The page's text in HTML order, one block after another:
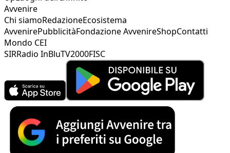
Avvenire
Chi siamoRedazioneEcosistema
AvvenirePubblicitàFondazione AvvenireShopContatti
Mondo CEI
SIRRadio InBluTV2000FISC